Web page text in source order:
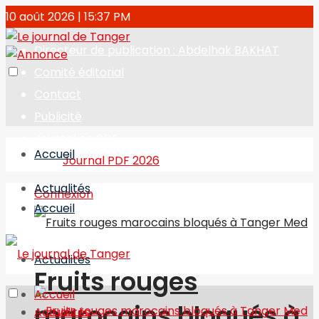
10 août 2026 | 15:37 PM
Directeur de publication : Abdelhak BAKHAT
Journal PDF 2026
Connexion
Accueil
Actualités
Fruits rouges
Accueil
Actualités
Accueil
Actualités